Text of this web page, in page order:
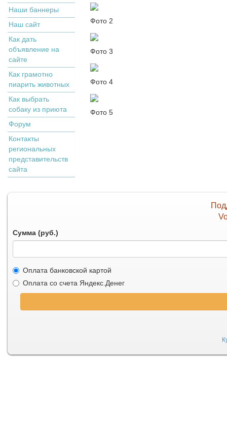
Наши баннеры
Наш сайт
Как дать
объявление на
сайте
Как грамотно
пиарить животных
Как выбрать
собаку из приюта
Форум
Контакты
региональных
представительств
сайта
Фото 2
Фото 3
Фото 4
Фото 5
Сумма (руб.)
Оплата банковской картой
Оплата со счета Яндекс.Денег